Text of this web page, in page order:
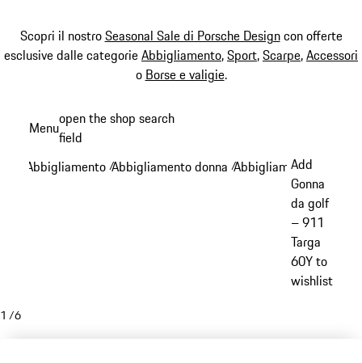
Scopri il nostroSeasonal Sale di Porsche Designcon offerte
esclusive dalle categorieAbbigliamento,Sport,Scarpe,Accessori
o Borse e valigie.
principale
Menuopen the shop search
field
Abbigliamento /Abbigliamento donna /Abbigliamento
Add
Gonna
da golf
– 911
Targa
60Y to
wishlist
1 /6